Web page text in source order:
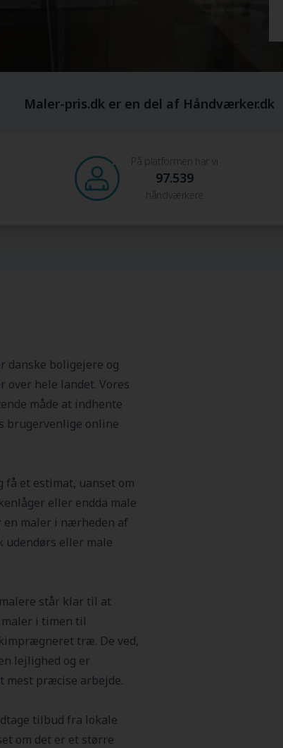
Maler-pris.dk er en del af Håndværker.dk
På platformen har vi
97.539
håndværkere
danske boligejere og
over hele landet. Vores
måde at indhente
brugervenlige online
et estimat, uanset om
eller endda male
en maler i nærheden af
eller male
står klar til at
maler i timen til
træ. De ved,
lejlighed og er
præcise arbejde.
tilbud fra lokale
om det er et større